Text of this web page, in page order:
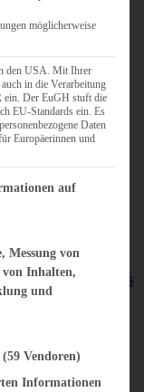
Wahl)
Schokodrops
auch
möglicherweise
den USA. Mit Ihrer
in die Verarbeitung
ein. Der EuGH stuft die
EU-Standards ein. Es
Daten
Europäerinnen und
Transparency and Consent
auf
Messung von
von Inhalten,
und
(59 Vendoren)
Informationen